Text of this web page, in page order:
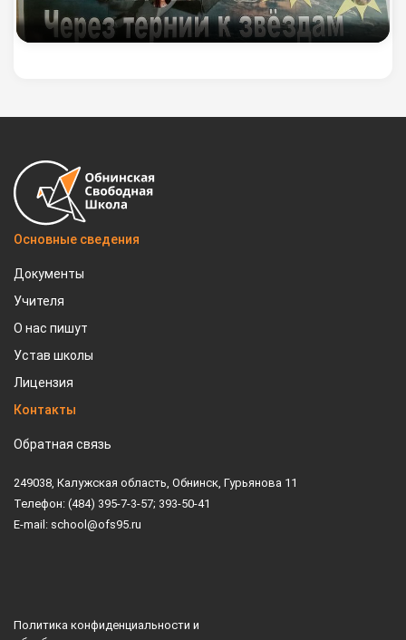
Основные сведения
Документы
Учителя
О нас пишут
Устав школы
Лицензия
Контакты
Обратная связь
249038, Калужская область, Обнинск, Гурьянова 11
Телефон: (484) 395-7-3-57; 393-50-41
E-mail: school@ofs95.ru
Политика конфиденциальности и